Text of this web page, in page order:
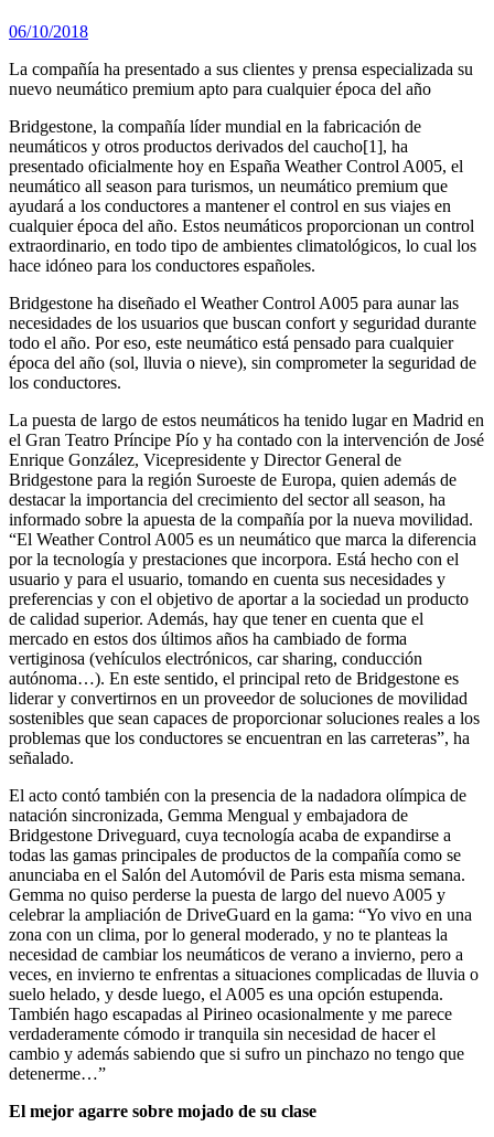
06/10/2018
La compañía ha presentado a sus clientes y prensa especializada su
nuevo neumático premium apto para cualquier época del año
Bridgestone, la compañía líder mundial en la fabricación de
neumáticos y otros productos derivados del caucho[1], ha
presentado oficialmente hoy en España Weather Control A005, el
neumático all season para turismos, un neumático premium que
ayudará a los conductores a mantener el control en sus viajes en
cualquier época del año. Estos neumáticos proporcionan un control
extraordinario, en todo tipo de ambientes climatológicos, lo cual los
hace idóneo para los conductores españoles.
Bridgestone ha diseñado el Weather Control A005 para aunar las
necesidades de los usuarios que buscan confort y seguridad durante
todo el año. Por eso, este neumático está pensado para cualquier
época del año (sol, lluvia o nieve), sin comprometer la seguridad de
los conductores.
La puesta de largo de estos neumáticos ha tenido lugar en Madrid en
el Gran Teatro Príncipe Pío y ha contado con la intervención de José
Enrique González, Vicepresidente y Director General de
Bridgestone para la región Suroeste de Europa, quien además de
destacar la importancia del crecimiento del sector all season, ha
informado sobre la apuesta de la compañía por la nueva movilidad.
“El Weather Control A005 es un neumático que marca la diferencia
por la tecnología y prestaciones que incorpora. Está hecho con el
usuario y para el usuario, tomando en cuenta sus necesidades y
preferencias y con el objetivo de aportar a la sociedad un producto
de calidad superior. Además, hay que tener en cuenta que el
mercado en estos dos últimos años ha cambiado de forma
vertiginosa (vehículos electrónicos, car sharing, conducción
autónoma…). En este sentido, el principal reto de Bridgestone es
liderar y convertirnos en un proveedor de soluciones de movilidad
sostenibles que sean capaces de proporcionar soluciones reales a los
problemas que los conductores se encuentran en las carreteras”, ha
señalado.
El acto contó también con la presencia de la nadadora olímpica de
natación sincronizada, Gemma Mengual y embajadora de
Bridgestone Driveguard, cuya tecnología acaba de expandirse a
todas las gamas principales de productos de la compañía como se
anunciaba en el Salón del Automóvil de Paris esta misma semana.
Gemma no quiso perderse la puesta de largo del nuevo A005 y
celebrar la ampliación de DriveGuard en la gama: “Yo vivo en una
zona con un clima, por lo general moderado, y no te planteas la
necesidad de cambiar los neumáticos de verano a invierno, pero a
veces, en invierno te enfrentas a situaciones complicadas de lluvia o
suelo helado, y desde luego, el A005 es una opción estupenda.
También hago escapadas al Pirineo ocasionalmente y me parece
verdaderamente cómodo ir tranquila sin necesidad de hacer el
cambio y además sabiendo que si sufro un pinchazo no tengo que
detenerme…”
El mejor agarre sobre mojado de su clase